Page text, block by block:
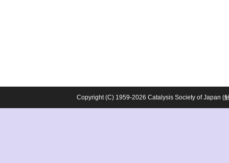
Copyright (C) 1959-2026 Catalysis Society of Japan (